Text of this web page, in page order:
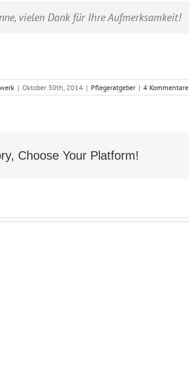
vielen Dank für Ihre Aufmerksamkeit!
| Oktober 30th, 2014 | Pflegeratgeber | 4 Kommentare
Choose Your Platform!